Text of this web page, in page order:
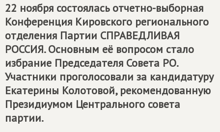
22 ноября состоялась отчетно-выборная
Конференция Кировского регионального
отделения Партии СПРАВЕДЛИВАЯ
РОССИЯ. Основным её вопросом стало
избрание Председателя Совета РО.
Участники проголосовали за кандидатуру
Екатерины Колотовой, рекомендованную
Президиумом Центрального совета
партии.